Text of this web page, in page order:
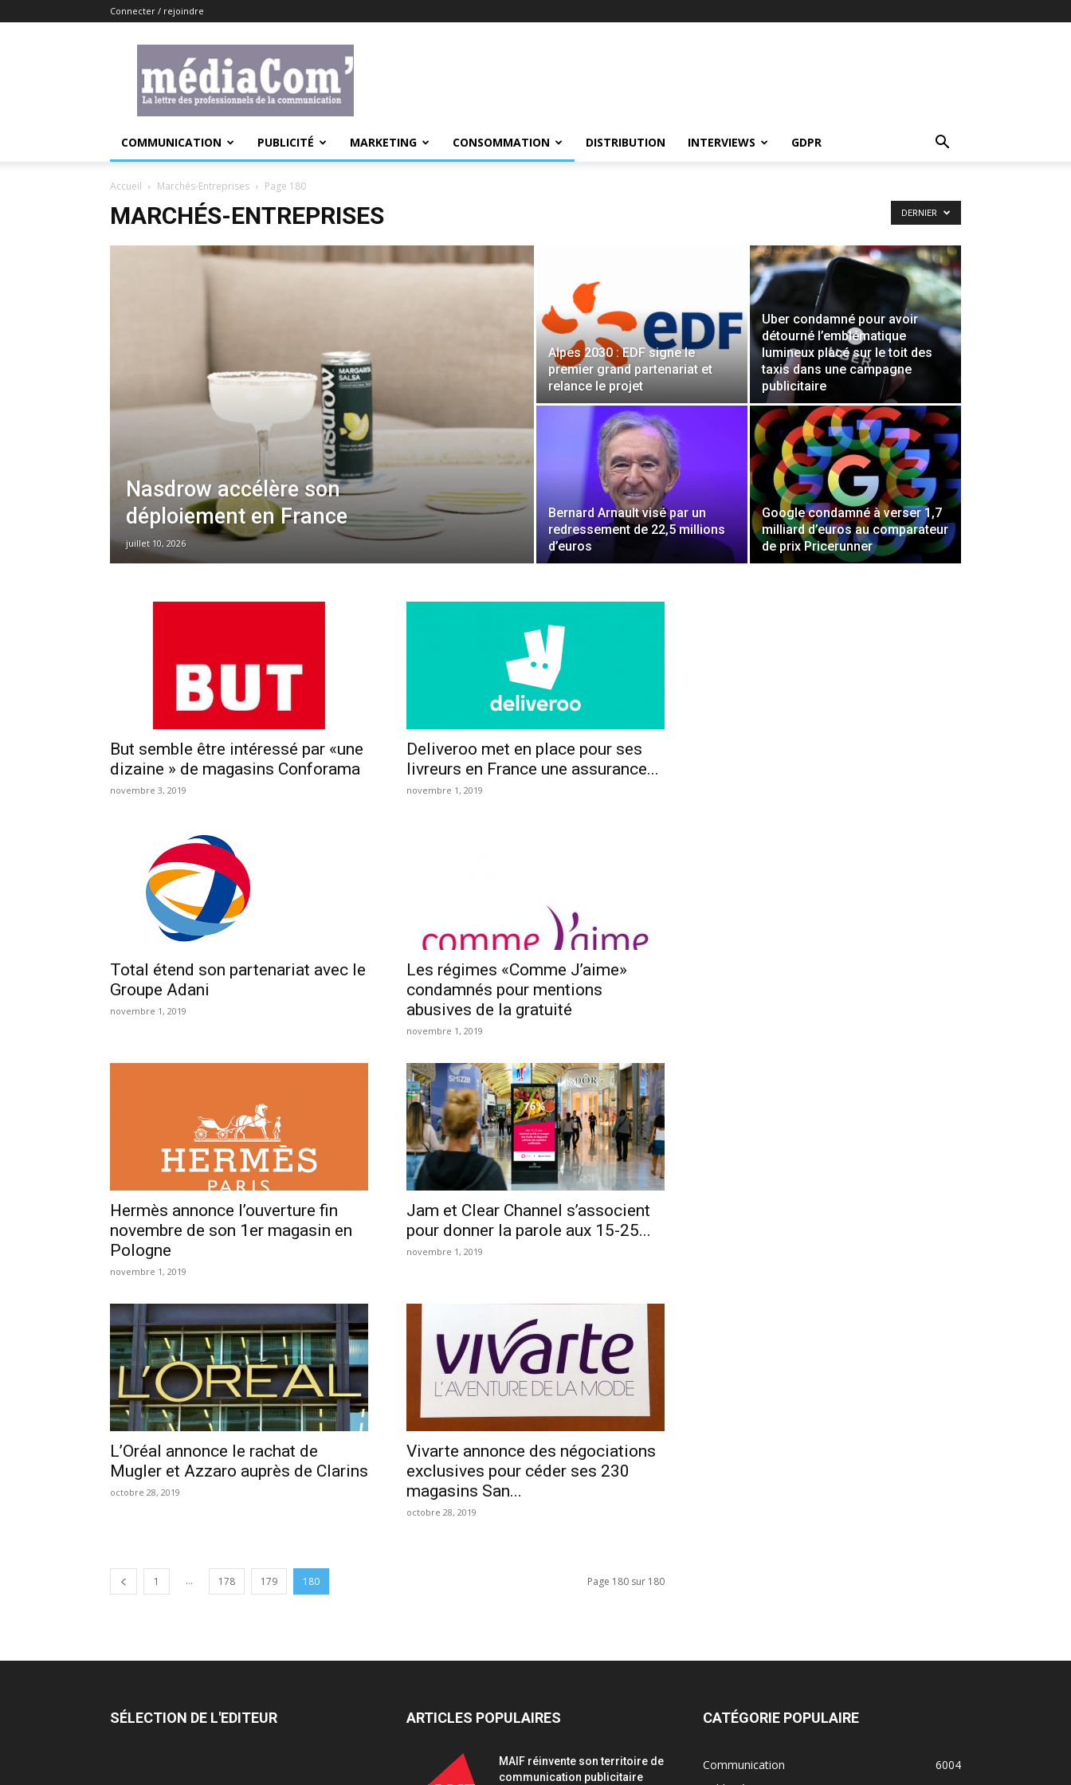
Connecter / rejoindre
COMMUNICATION PUBLICITÉ MARKETING CONSOMMATION DISTRIBUTION INTERVIEWS GDPR
Accueil Marchés-Entreprises Page 180
MARCHÉS-ENTREPRISES DERNIER
Nasdrow accélère son
déploiement en France
juillet 10, 2026
Alpes 2030 : EDF signe le
premier grand partenariat et
relance le projet
Uber condamné pour avoir
détourné l’emblématique
lumineux placé sur le toit des
taxis dans une campagne
publicitaire
Bernard Arnault visé par un
redressement de 22,5 millions
d’euros
Google condamné à verser 1,7
milliard d’euros au comparateur
de prix Pricerunner
But semble être intéressé par «une
dizaine » de magasins Conforama
novembre 3, 2019
Deliveroo met en place pour ses
livreurs en France une assurance...
novembre 1, 2019
Total étend son partenariat avec le
Groupe Adani
novembre 1, 2019
Les régimes «Comme J’aime»
condamnés pour mentions
abusives de la gratuité
novembre 1, 2019
Hermès annonce l’ouverture fin
novembre de son 1er magasin en
Pologne
novembre 1, 2019
Jam et Clear Channel s’associent
pour donner la parole aux 15-25...
novembre 1, 2019
L’Oréal annonce le rachat de
Mugler et Azzaro auprès de Clarins
octobre 28, 2019
Vivarte annonce des négociations
exclusives pour céder ses 230
magasins San...
octobre 28, 2019
1 ... 178 179 180 Page 180 sur 180
SÉLECTION DE L'EDITEUR ARTICLES POPULAIRES
MAIF réinvente son territoire de
communication publicitaire
CATÉGORIE POPULAIRE
Communication
6004